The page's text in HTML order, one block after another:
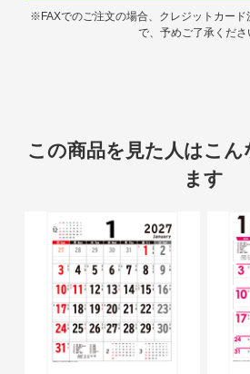
※FAXでのご注文の場合、クレジットカー
で、予めご了承くださ
この商品を見た人はこ
ます